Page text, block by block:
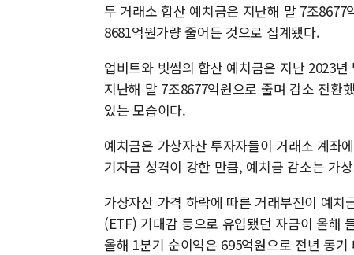
두 거래소 합산 예치금은 지난해 말 7조
8681억원가량 줄어든 것으로 집계됐다.
업비트와 빗썸의 합산 예치금은 지난 2023
지난해 말 7조8677억원으로 줄며 감소 전환
있는 모습이다.
예치금은 가상자산 투자자들이 거래소 계좌
기자금 성격이 강한 만큼, 예치금 감소는 가
가상자산 가격 하락에 따른 거래부진이 예
(ETF) 기대감 등으로 유입됐던 자금이 올해
올해 1분기 순이익은 695억원으로 전년 동